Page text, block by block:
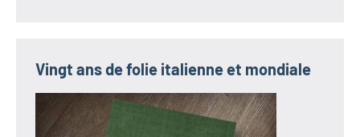
Vingt ans de folie italienne et mondiale